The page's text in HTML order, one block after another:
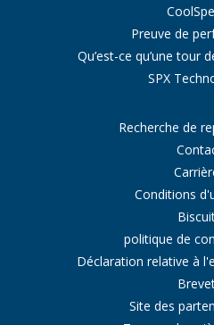
Preuve de
Qu’est-ce qu’une tour
SPX
Recherche de
Conditions
politique de
Déclaration relative à
Site des